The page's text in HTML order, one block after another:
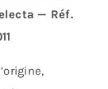
— Réf.